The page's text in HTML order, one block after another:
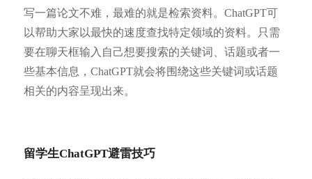
写一篇论文不难，最难的就是检索资料。ChatGPT可
以帮助大家以最快的速度查找特定领域的资料。只需
要在聊天框输入自己想要搜索的关键词、话题或者一
些基本信息，ChatGPT就会将围绕这些关键词或话题
相关的内容呈现出来。
留学生ChatGPT避雷技巧